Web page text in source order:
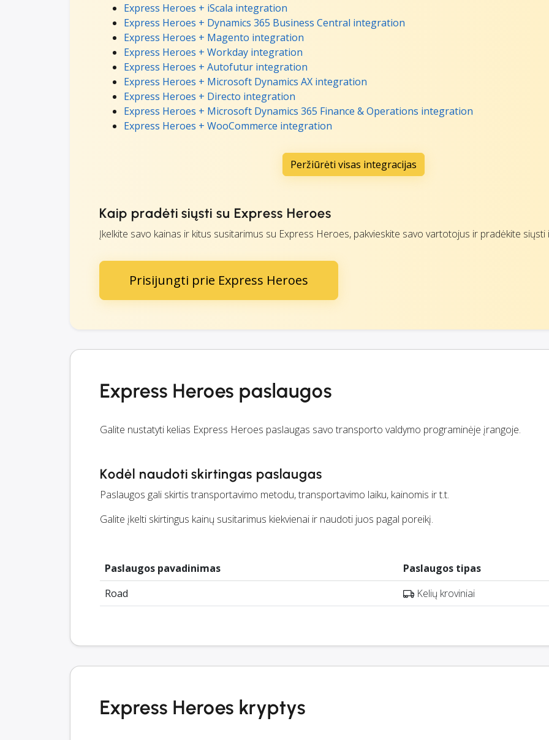
Express Heroes + iScala integration
Express Heroes + Dynamics 365 Business Central integration
Express Heroes + Magento integration
Express Heroes + Workday integration
Express Heroes + Autofutur integration
Express Heroes + Microsoft Dynamics AX integration
Express Heroes + Directo integration
Express Heroes + Microsoft Dynamics 365 Finance & Operations integration
Express Heroes + WooCommerce integration
Peržiūrėti visas integracijas
Kaip pradėti siųsti su Express Heroes
Įkelkite savo kainas ir kitus susitarimus su Express Heroes, pakvieskite savo vartotojus ir pradėkite siųsti
Prisijungti prie Express Heroes
Express Heroes paslaugos
Galite nustatyti kelias Express Heroes paslaugas savo transporto valdymo programinėje įrangoje.
Kodėl naudoti skirtingas paslaugas
Paslaugos gali skirtis transportavimo metodu, transportavimo laiku, kainomis ir t.t.
Galite įkelti skirtingus kainų susitarimus kiekvienai ir naudoti juos pagal poreikį.
Paslaugos pavadinimas
Paslaugos tipas
Road
Kelių kroviniai
Express Heroes kryptys